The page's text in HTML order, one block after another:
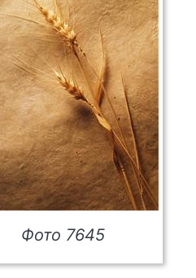
Фото 7645